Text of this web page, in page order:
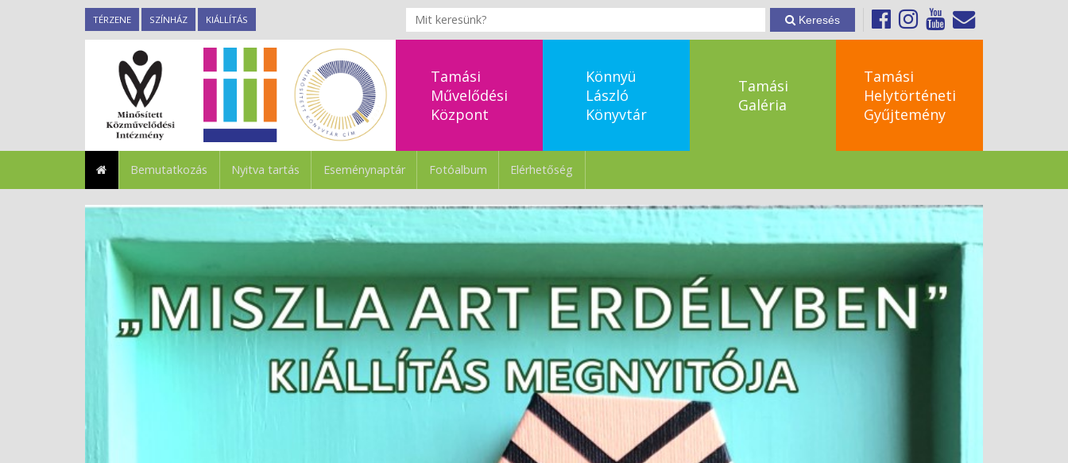
TÉRZENE SZÍNHÁZ KIÁLLÍTÁS Keresés
Tamási
Művelődési
Központ
Könnyü
László
Könyvtár
Tamási
Galéria
Tamási
Helytörténeti
Gyűjtemény
Bemutatkozás Nyitva tartás Eseménynaptár Fotóalbum Elérhetőség